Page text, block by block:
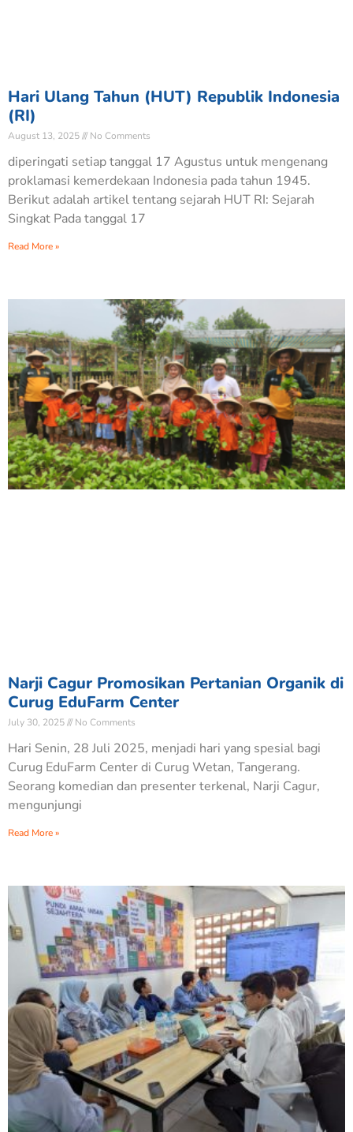
Hari Ulang Tahun (HUT) Republik Indonesia
(RI)
August 13, 2025 No Comments
diperingati setiap tanggal 17 Agustus untuk mengenang
proklamasi kemerdekaan Indonesia pada tahun 1945.
Berikut adalah artikel tentang sejarah HUT RI: Sejarah
Singkat Pada tanggal 17
Read More »
Narji Cagur Promosikan Pertanian Organik di
Curug EduFarm Center
July 30, 2025 No Comments
Hari Senin, 28 Juli 2025, menjadi hari yang spesial bagi
Curug EduFarm Center di Curug Wetan, Tangerang.
Seorang komedian dan presenter terkenal, Narji Cagur,
mengunjungi
Read More »